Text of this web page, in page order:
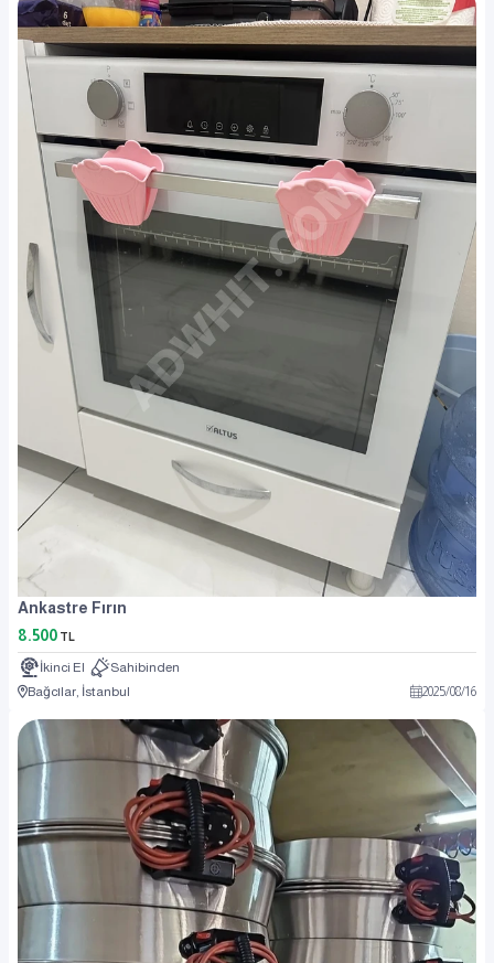
Ankastre Fırın
8.500 TL
İkinci El
Sahibinden
Bağcılar, İstanbul
2025/08/16